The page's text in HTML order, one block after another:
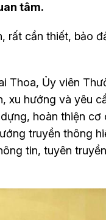
tâm.
rất cần thiết, bảo
Thoa, Ủy viên
xu hướng và yêu
hoàn thiện cơ
truyền thông
tin, tuyên